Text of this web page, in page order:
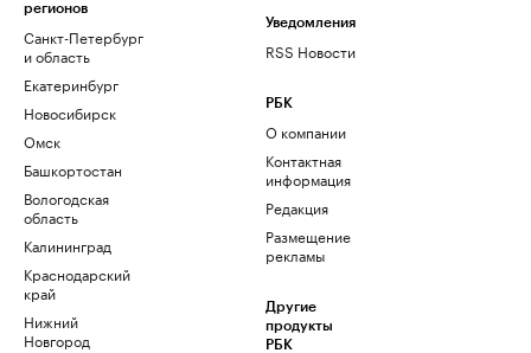
регионов
Санкт-Петербург
и область
Екатеринбург
Новосибирск
Омск
Башкортостан
Вологодская
область
Калининград
Краснодарский
край
Нижний
Новгород
Уведомления
RSS Новости
РБК
О компании
Контактная
информация
Редакция
Размещение
рекламы
Другие
продукты
РБК